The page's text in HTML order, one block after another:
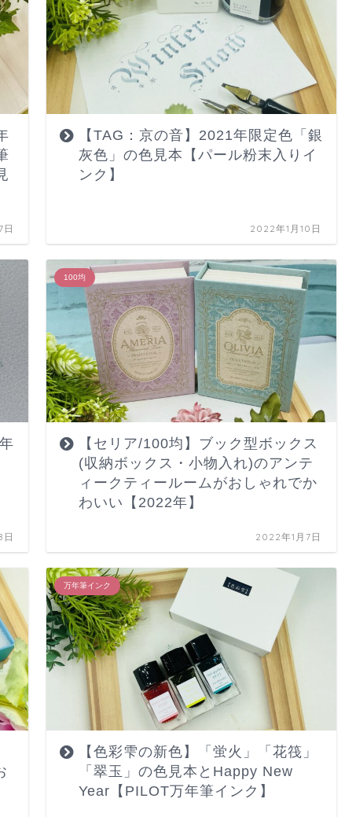
日
【TAG：京の音】2021年限定色「銀
灰色」の色見本【パール粉末入りイ
ンク】
2022年1月10日
100均
【セリア/100均】ブック型ボックス
(収納ボックス・小物入れ)のアンテ
ィークティールームがおしゃれでか
わいい【2022年】
2022年1月7日
万年筆インク
【色彩雫の新色】「蛍火」「花筏」
「翠玉」の色見本とHappy New
Year【PILOT万年筆インク】